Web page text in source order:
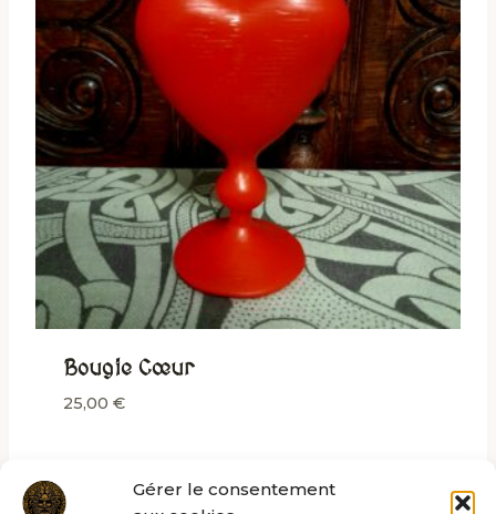
Gérer le consentement
Bougie Cœur
25,00 €